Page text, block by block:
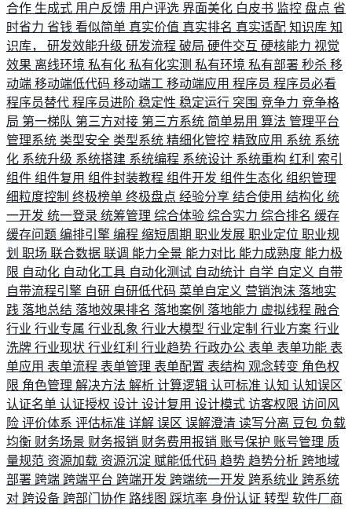
合作 生成式 用户反馈 用户评选 界面美化 白皮书 监控 盘点 省
时省力 省钱 看似简单 真实价值 真实排名 真实适配 知识库 知
识库， 研发效能升级 研发流程 破局 硬件交互 硬核能力 视觉
效果 离线环境 私有化 私有化实测 私有环境 私有部署 秒杀 移
动端 移动端低代码 移动端工 移动端应用 程序员 程序员必看
程序员替代 程序员进阶 稳定性 稳定运行 突围 竞争力 竞争格
局 第一梯队 第三方对接 第三方系统 简单易用 算法 管理平台
管理系统 类型安全 类型系统 精细化管控 精致应用 系统 系统
化 系统升级 系统搭建 系统编程 系统设计 系统重构 红利 索引
组件 组件复用 组件封装教程 组件开发 组件生态化 组织管理
细粒度控制 终极榜单 终极盘点 经验分享 结合使用 结构化 统
一开发 统一登录 统筹管理 综合体验 综合实力 综合排名 缓存
缓存问题 编排引擎 编程 缩短周期 职业发展 职业定位 职业规
划 职场 联合数据 联调 能力全景 能力对比 能力成熟度 能力极
限 自动化 自动化工具 自动化测试 自动统计 自学 自定义 自带
自带流程引擎 自研 自研低代码 菜单自定义 营销泡沫 落地实
践 落地总结 落地效果排名 落地案例 落地能力 虚拟线程 融合
行业 行业专属 行业乱象 行业大模型 行业定制 行业方案 行业
洗牌 行业现状 行业红利 行业趋势 行政办公 表单 表单功能 表
单应用 表单流程 表单管理 表单配置 表结构 观念转变 角色权
限 角色管理 解决方法 解析 计算逻辑 认可标准 认知 认知误区
认证名单 认证授权 设计 设计复用 设计模式 访客权限 访问风
险 评价体系 评估标准 详解 误区 误解澄清 读写分离 豆包 负载
均衡 财务场景 财务报销 财务费用报销 账号保护 账号管理 质
量规范 资源加载 资源沉淀 赋能低代码 趋势 趋势分析 跨地域
部署 跨端 跨端平台 跨端开发 跨端统一开发 跨系统业 跨系统
对 跨设备 跨部门协作 路线图 踩坑率 身份认证 转型 软件厂商